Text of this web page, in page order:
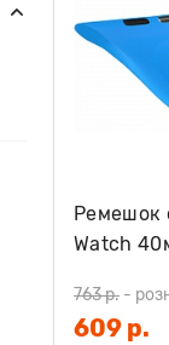
Ремешок
Watch
763 р. -
609 р.